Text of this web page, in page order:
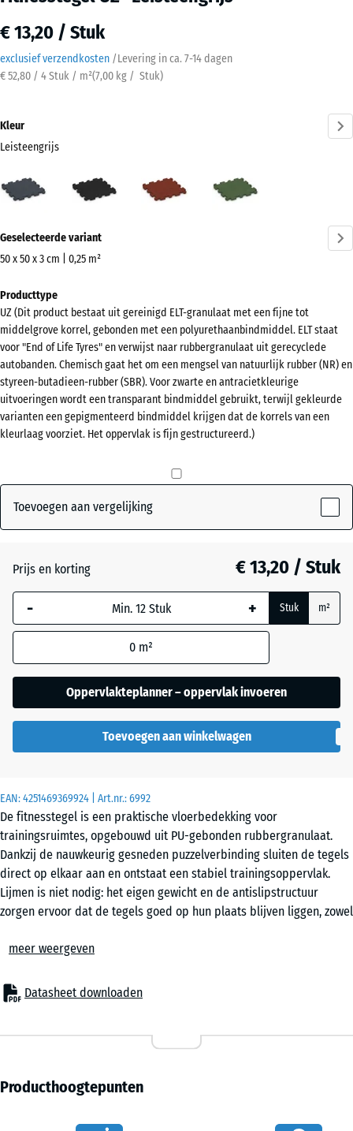
€ 13,20 / Stuk
exclusief verzendkosten /Levering in ca. 7-14 dagen
€ 52,80 / 4 Stuk / m²(7,00 kg / Stuk)
EAN:4251469369924 | Art.nr.:6992
De fitnesstegel is een praktische vloerbedekking voor
trainingsruimtes, opgebouwd uit PU-gebonden rubbergranulaat.
Dankzij de nauwkeurig gesneden puzzelverbinding sluiten de tegels
direct op elkaar aan en ontstaat een stabiel trainingsoppervlak.
Lijmen is niet nodig: het eigen gewicht en de antislipstructuur
zorgen ervoor dat de tegels goed op hun plaats blijven liggen, zowel
Eenvoudige plaatsing
mogelijk. Tegels kunnen in dambordpatroon of half verband worden
gelegd, afhankelijk van de gewenste uitstraling. De plaatsing
bestaande vloer. Ook tijdelijke opstellingen zijn eenvoudig te
aangepast of verwijderd.
Bescherming van ondergrond en apparatuur
meer weergeven
Datasheet downloaden
Kleur
Leisteengrijs
Leisteengrijs
(active)
Baksteenrood
informatie
over
kleuren?
Kleurenpalet
weergeven
Leisteengrijs(active)
Antraciet - € 0,60
Geselecteerde variant
50 x 50 x 3 cm | 0,25 m²
voor
verzending
540
x
540
x
30
mm
blauw omlijnde
afmeting wordt
(tenzij anders
aangegeven in de
50
cm
|
0,25
50
x
50
x 2
cm
|
m²
- € 3,10
x
cm
+ € 4,60
Producttype
UZ (Dit product bestaat uit gereinigd ELT-granulaat met een fijne tot
middelgrove korrel, gebonden met een polyurethaanbindmiddel. ELT staat
voor "End of Life Tyres" en verwijst naar rubbergranulaat uit gerecyclede
autobanden. Chemisch gaat het om een mengsel van natuurlijk rubber (NR) en
styreen-butadieen-rubber (SBR). Voor zwarte en antracietkleurige
uitvoeringen wordt een transparant bindmiddel gebruikt, terwijl gekleurde
varianten een gepigmenteerd bindmiddel krijgen dat de korrels van een
kleurlaag voorziet. Het oppervlak is fijn gestructureerd.)
Toevoegen aan vergelijking
Prijs en korting € 13,20 / Stuk
- + Stuk m²
0 m²
Oppervlakteplanner – oppervlak invoeren
Toevoegen aan winkelwagen
Producthoogtepunten